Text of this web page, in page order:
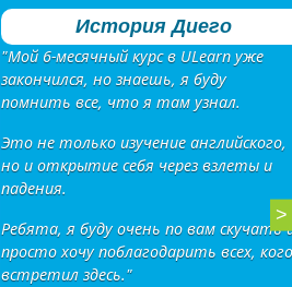
История Диего
"Мой 6-месячный курс в ULearn уже
закончился, но знаешь, я буду
помнить все, что я там узнал.
Это не только изучение английского,
но и открытие себя через взлеты и
падения.
Ребята, я буду очень по вам скучать
просто хочу поблагодарить всех, кого
встретил здесь."
>